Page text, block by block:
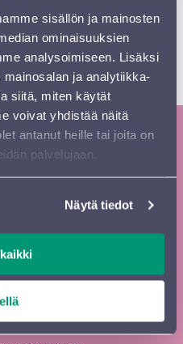
sisällön ja mainosten
ominaisuuksien
analysoimiseen. Lisäksi
ja analytiikka-
siitä, miten käytät
voivat yhdistää näitä
antanut heille tai joita on
palvelujaan.
Näytä tiedot
URKUVIIKKO
FESTIVAALI
uutiskirje ja